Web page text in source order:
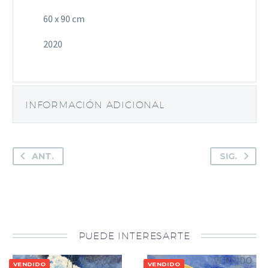
60 x 90 cm
2020
INFORMACIÓN ADICIONAL
ANT. SIG.
PUEDE INTERESARTE
VENDIDO VENDIDO VENDIDO VENDIDO